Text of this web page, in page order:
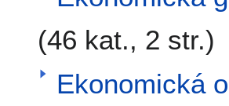
(46 kat., 2 str.)
Ekonomická